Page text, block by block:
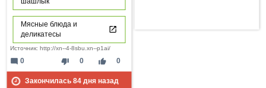
Мясные блюда и
деликатесы
Источник: http://xn--4-8sbu.xn--p1ai/
thumb_down 0 thumb_up 0
mode_comment 0
Закончилась 84дня назад